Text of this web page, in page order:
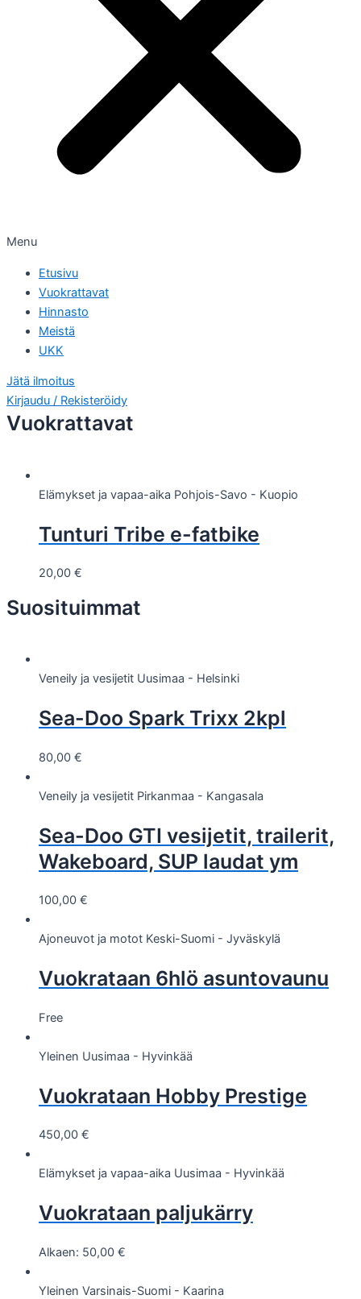
Menu
Etusivu
Vuokrattavat
Hinnasto
Meistä
UKK
Jätä ilmoitus
Kirjaudu / Rekisteröidy
Vuokrattavat
Elämykset ja vapaa-aika Pohjois-Savo - Kuopio
Tunturi Tribe e-fatbike
20,00 €
Suosituimmat
Veneily ja vesijetit Uusimaa - Helsinki
Sea-Doo Spark Trixx 2kpl
80,00 €
Veneily ja vesijetit Pirkanmaa - Kangasala
Sea-Doo GTI vesijetit, trailerit,
Wakeboard, SUP laudat ym
100,00 €
Ajoneuvot ja motot Keski-Suomi - Jyväskylä
Vuokrataan 6hlö asuntovaunu
Free
Yleinen Uusimaa - Hyvinkää
Vuokrataan Hobby Prestige
450,00 €
Elämykset ja vapaa-aika Uusimaa - Hyvinkää
Vuokrataan paljukärry
Alkaen: 50,00 €
Yleinen Varsinais-Suomi - Kaarina